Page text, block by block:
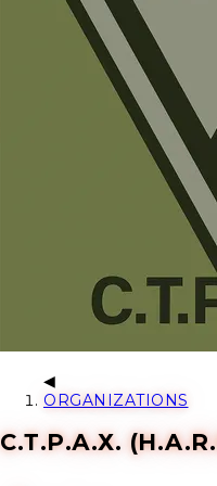
ORGANIZATIONS
С.Т.Р.А.Х.